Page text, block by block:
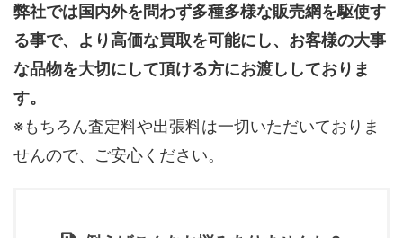
弊社では国内外を問わず多種多様な販売網を駆使す
る事で、より高価な買取を可能にし、お客様の大事
な品物を大切にして頂ける方にお渡ししておりま
す。
※もちろん査定料や出張料は一切いただいておりま
せんので、ご安心ください。